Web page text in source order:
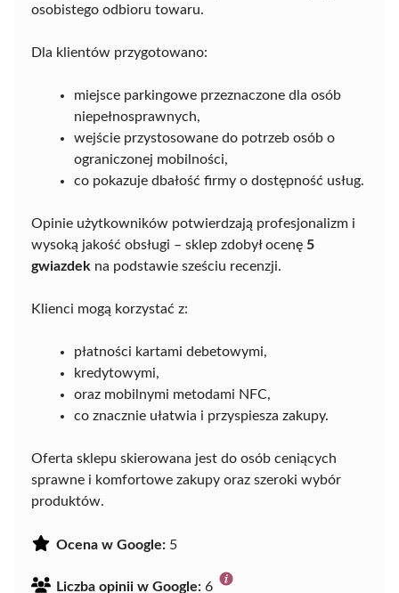
osobistego odbioru towaru.
Dla klientów przygotowano:
miejsce parkingowe przeznaczone dla osób
niepełnosprawnych,
wejście przystosowane do potrzeb osób o
ograniczonej mobilności,
co pokazuje dbałość firmy o dostępność usług.
Opinie użytkowników potwierdzają profesjonalizm i
wysoką jakość obsługi – sklep zdobył ocenę 5
gwiazdek na podstawie sześciu recenzji.
Klienci mogą korzystać z:
płatności kartami debetowymi,
kredytowymi,
oraz mobilnymi metodami NFC,
co znacznie ułatwia i przyspiesza zakupy.
Oferta sklepu skierowana jest do osób ceniących
sprawne i komfortowe zakupy oraz szeroki wybór
produktów.
Ocena w Google: 5
Liczba opinii w Google: 6